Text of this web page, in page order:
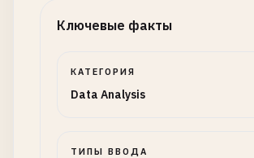
Ключевые факты
КАТЕГОРИЯ
Data Analysis
ТИПЫ ВВОДА